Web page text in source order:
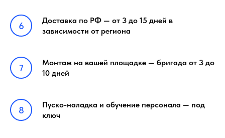
Доставка по РФ — от 3 до 15 дней в
зависимости от региона
Монтаж на вашей площадке — бригада от 3 до
10 дней
Пуско-наладка и обучение персонала — под
ключ